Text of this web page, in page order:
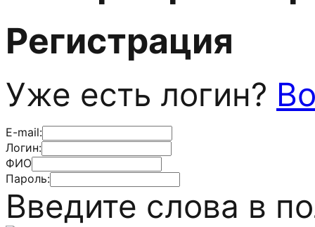
Регистрация
Уже есть логин?
E-mail:
Логин:
ФИО
Пароль:
Введите слова в